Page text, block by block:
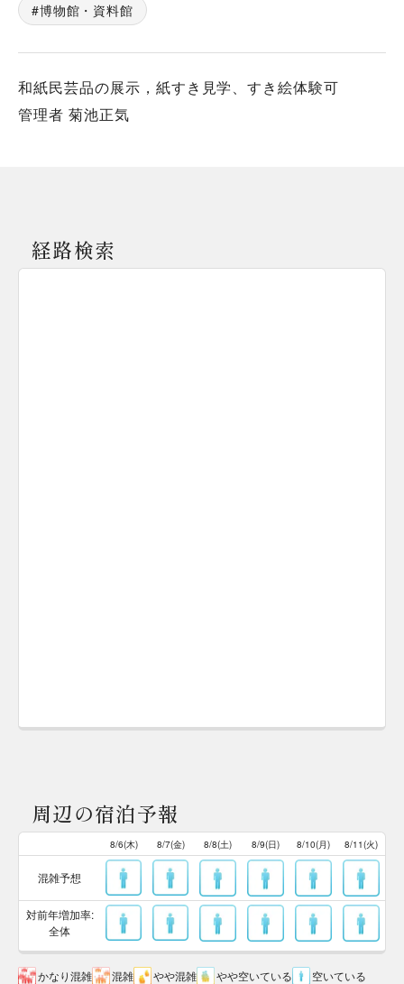
博物館・資料館
和紙民芸品の展示，紙すき見学、すき絵体験可
管理者 菊池正気
経路検索
周辺の宿泊予報
8/6(木) 8/7(金) 8/8(土) 8/9(日) 8/10(月) 8/11(火)
混雑予想
対前年増加率:
全体
かなり混雑 混雑 やや混雑 やや空いている
空いている